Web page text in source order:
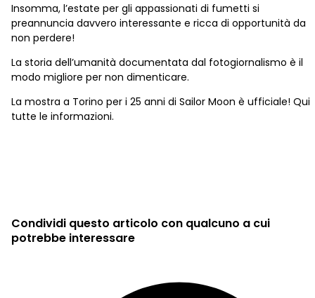
Insomma, l’estate per gli appassionati di fumetti si
preannuncia davvero interessante e ricca di opportunità da
non perdere!
La storia dell’umanità documentata dal fotogiornalismo è il
modo migliore per non dimenticare.
La mostra a Torino per i 25 anni di Sailor Moon è ufficiale! Qui
tutte le informazioni.
Condividi questo articolo con qualcuno a cui
potrebbe interessare